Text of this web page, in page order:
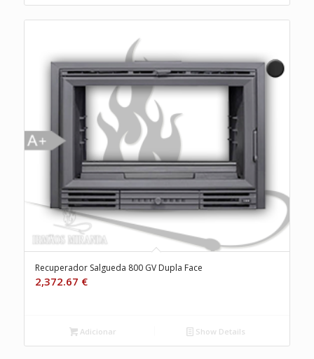
Recuperador Salgueda 800 GV Dupla Face
2,372.67 €
Adicionar Show Details